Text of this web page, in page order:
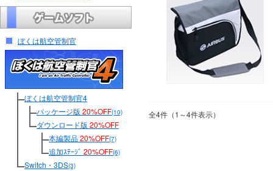
ぼくは航空管制官
ぼくは航空管制官4
パッケージ版 20%OFF(10)
ダウンロード版 20%OFF
本編製品20%OFF(7)
追加ｽﾃｰｼﾞ 20%OFF(6)
Switch・3DS(3)
全4件（1～4件表示）